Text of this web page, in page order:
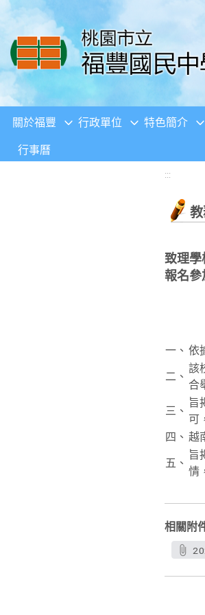
移至網頁之主要內容區位置
關於福豐 行政單位 特色簡介
行事曆
:::
致理學
報名參
一、 依
二、
該
合
三、
旨
可
四、 越
五、
旨
情
相關附